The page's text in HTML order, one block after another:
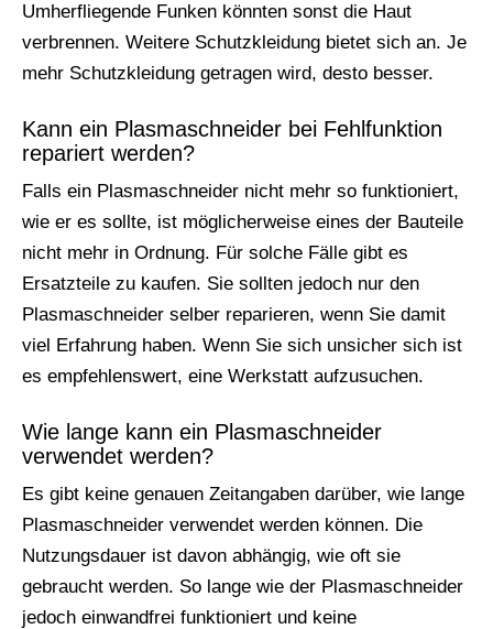
Umherfliegende Funken könnten sonst die Haut
verbrennen. Weitere Schutzkleidung bietet sich an. Je
mehr Schutzkleidung getragen wird, desto besser.
Kann ein Plasmaschneider bei Fehlfunktion
repariert werden?
Falls ein Plasmaschneider nicht mehr so funktioniert,
wie er es sollte, ist möglicherweise eines der Bauteile
nicht mehr in Ordnung. Für solche Fälle gibt es
Ersatzteile zu kaufen. Sie sollten jedoch nur den
Plasmaschneider selber reparieren, wenn Sie damit
viel Erfahrung haben. Wenn Sie sich unsicher sich ist
es empfehlenswert, eine Werkstatt aufzusuchen.
Wie lange kann ein Plasmaschneider
verwendet werden?
Es gibt keine genauen Zeitangaben darüber, wie lange
Plasmaschneider verwendet werden können. Die
Nutzungsdauer ist davon abhängig, wie oft sie
gebraucht werden. So lange wie der Plasmaschneider
jedoch einwandfrei funktioniert und keine